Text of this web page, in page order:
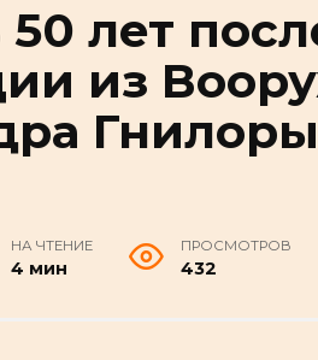
лет
из
НА ЧТЕНИЕ
4 мин
ПРОСМОТРОВ
432